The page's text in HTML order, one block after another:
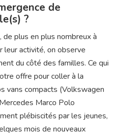
de
?
plus en plus nombreux à
leur activité, on observe
du côté des familles. Ce qui
offre pour coller à la
vans compacts (Volkswagen
Marco Polo
plébiscités par les jeunes,
mois de nouveaux